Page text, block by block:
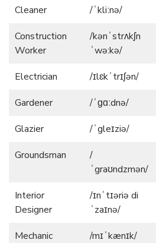
Cleaner /ˈkliːnə/
Construction
Worker
/kənˈstrʌkʃn
ˈwə:kə/
Electrician /ɪlɛkˈtrɪʃən/
Gardener
/ˈɡɑːdnə/
Glazier
/ˈgleɪziə/
Groundsman
/
ˈgraʊndzmən/
Interior
Designer
/ɪnˈtɪəriə di
ˈzaɪnə/
Mechanic /mɪˈkænɪk/